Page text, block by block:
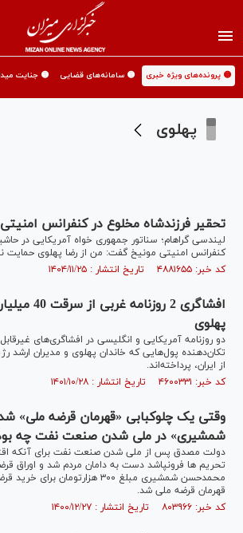
🟡 پرونده‌های ویژه خبری 🟡 سامانه‌های قضایی 🟡 جنایت
پهلوی
تحقیر فرزندشاه مخلوع در کنفرانس
لیندسی گراهام؛ سناتور جمهوری خواه آمریکایی در
کنفرانس امنیتی مونیخ گفت: من از رضا پهلوی حمایت
کد خبر: ۴۸۸۱۶۵۵ تاریخ انتشار : ۱۴۰۴/۱۱/۲۵
افشاگری 2
پهلوی
دو روزنامه آمریکایی و انگلیسی در افشاگری‌های غیرقابل
تکان‌دهنده پول‌هایی که خاندان پهلوی و مدیران ارشد
از ایران، پرداخته‌اند.
کد خبر: ۴۶۰۰۳۳۱ تاریخ انتشار : ۱۴۰۱/۱۰/۲۸
وقتی یک چلوکبابی «قهرمان قرضه ملی»
شمشیری» در ملی شدن صنعت نفت چه
دولت مصدق پس از ملی شدن صنعت نفت برای آنکه
تحریم ها فرونپاشد دست به دامان مردم شد و اوراق
محمدحسن شمشیری مبلغ ۳۰۰ هزارتومان
قهرمان قرضه ملی شد.
کد خبر: ۸۰۳۹۶۶ تاریخ انتشار : ۱۴۰۰/۱۲/۲۷